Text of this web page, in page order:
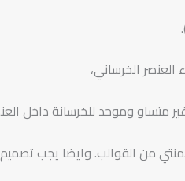
العنصر الخرساني،
متساو وموحد للخرسانة داخل
من القوالب. وايضا يجب